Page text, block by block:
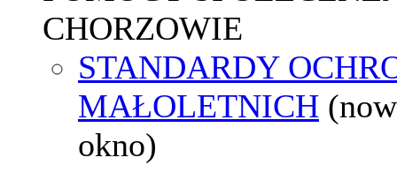
CHORZOWIE
STANDARDY
MAŁOLETNICH
okno)